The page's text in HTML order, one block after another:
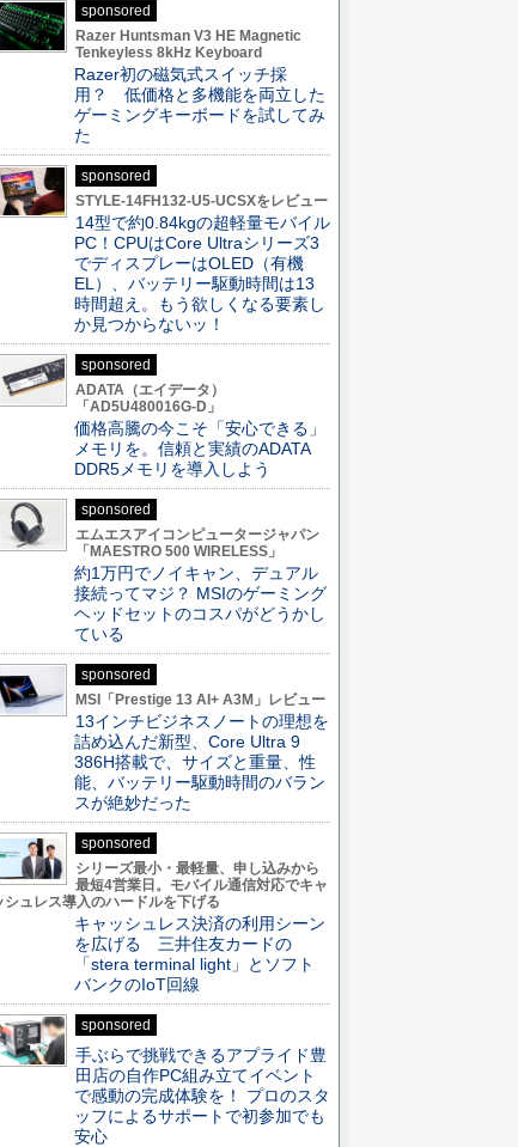
sponsored
Razer Huntsman V3 HE Magnetic
Tenkeyless 8kHz Keyboard
Razer初の磁気式スイッチ採
用？ 低価格と多機能を両立した
ゲーミングキーボードを試してみ
た
sponsored
STYLE-14FH132-U5-UCSXをレビュー
14型で約0.84kgの超軽量モバイル
PC！CPUはCore Ultraシリーズ3
でディスプレーはOLED（有機
EL）、バッテリー駆動時間は13
時間超え。もう欲しくなる要素し
か見つからないッ！
sponsored
ADATA（エイデータ）
「AD5U480016G-D」
価格高騰の今こそ「安心できる」
メモリを。信頼と実績のADATA
DDR5メモリを導入しよう
sponsored
エムエスアイコンピュータージャパン
「MAESTRO 500 WIRELESS」
約1万円でノイキャン、デュアル
接続ってマジ？ MSIのゲーミング
ヘッドセットのコスパがどうかし
ている
sponsored
MSI「Prestige 13 AI+ A3M」レビュー
13インチビジネスノートの理想を
詰め込んだ新型、Core Ultra 9
386H搭載で、サイズと重量、性
能、バッテリー駆動時間のバラン
スが絶妙だった
sponsored
シリーズ最小・最軽量、申し込みから
最短4営業日。モバイル通信対応でキャ
シュレス導入のハードルを下げる
キャッシュレス決済の利用シーン
を広げる 三井住友カードの
「stera terminal light」とソフト
バンクのIoT回線
sponsored
手ぶらで挑戦できるアプライド豊
田店の自作PC組み立てイベント
で感動の完成体験を！ プロのスタ
ッフによるサポートで初参加でも
安心